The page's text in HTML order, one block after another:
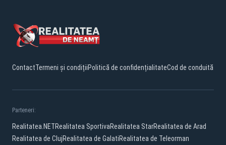
ContactTermeni și condițiiPolitică de confidențialitateCod de conduită
Parteneri:
Realitatea.NETRealitatea SportivaRealitatea StarRealitatea de Arad
Realitatea de ClujRealitatea de GalatiRealitatea de Teleorman